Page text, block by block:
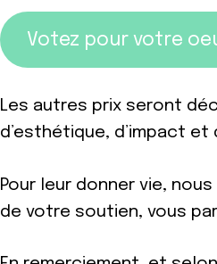
Votez pour votre
Les autres prix seront
d’esthétique, d’impact
Pour leur donner vie,
de votre soutien, vous